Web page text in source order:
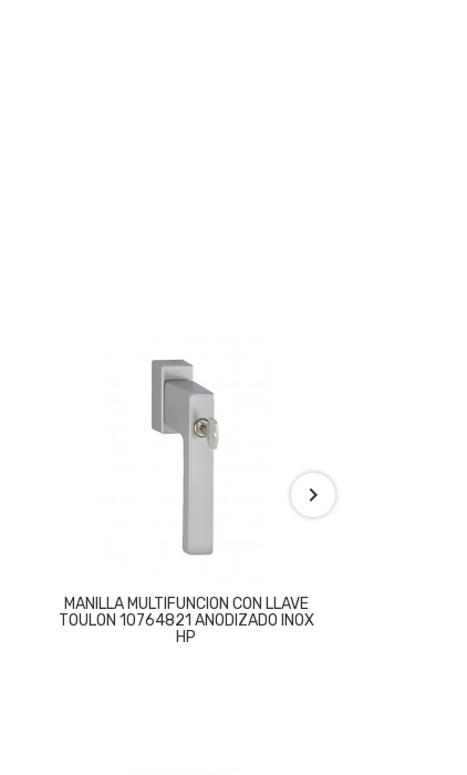
MANILLA MULTIFUNCION CON LLAVE
TOULON 10764821 ANODIZADO INOX
HP